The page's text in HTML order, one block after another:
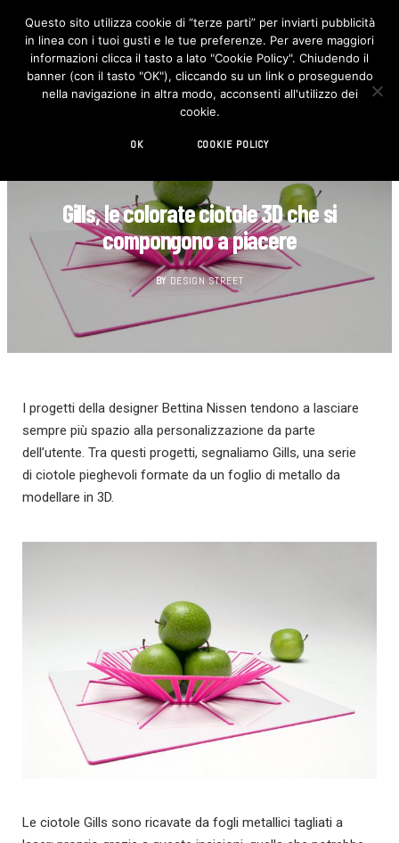
F
c
e
b
o
I
n
s
t
Gills, le colorate ciotole 3D che si
compongono a piacere
BY DESIGN STREET
I progetti della designer Bettina Nissen tendono a lasciare
sempre più spazio alla personalizzazione da parte
dell’utente. Tra questi progetti, segnaliamo Gills, una serie
di ciotole pieghevoli formate da un foglio di metallo da
modellare in 3D.
Le ciotole Gills sono ricavate da fogli metallici tagliati a
Questo sito utilizza cookie di “terze parti” per inviarti pubblicità
in linea con i tuoi gusti e le tue preferenze. Per avere maggiori
informazioni clicca il tasto a lato "Cookie Policy". Chiudendo il
banner (con il tasto "OK"), cliccando su un link o proseguendo
nella navigazione in altra modo, acconsenti all'utilizzo dei
cookie.
OK COOKIE POLICY